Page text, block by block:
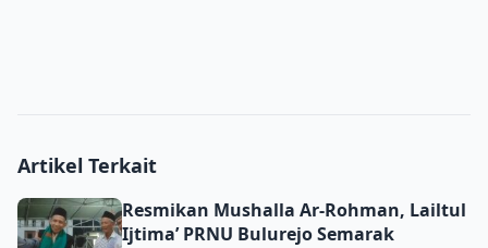
Artikel Terkait
Resmikan Mushalla Ar-Rohman, Lailtul Ijtima’ PRNU
Resmikan Mushalla Ar-Rohman, Lailtul
Ijtima’ PRNU Bulurejo Semarak